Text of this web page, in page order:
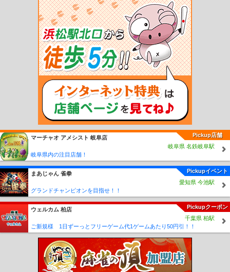
根岸駅 磯子駅 新杉田駅 洋光台駅 港南台駅 本郷台駅
東戸塚駅 北鎌倉駅 鎌倉駅 逗子駅 東逗子駅 田浦駅
久里浜駅 京急久里浜駅 北茅ケ崎駅 香川駅 寒川駅 宮山駅 倉見駅
厚木駅 海老名駅 入谷駅 相武台下駅 下溝駅 原当麻駅
南橋本駅 相模湖駅 藤野駅 京急新子安駅 新子安駅 下曽我駅
相模金子駅 松田駅 東山北駅 山北駅 谷峨駅 京王稲田堤駅 若葉台駅
生田駅 読売ランド前駅 百合ヶ丘駅 新百合ヶ丘駅 柿生駅
小田急相模原駅 相武台前駅 座間駅 本厚木駅 愛甲石田駅 伊勢原駅
東海大学前駅 秦野駅 渋沢駅 新松田駅 開成駅 栢山駅 富水駅
東林間駅 中央林間駅 南林間駅 鶴間駅 大和駅 桜ヶ丘駅
六会日大前駅 善行駅 藤沢本町駅 本鵠沼駅
五月台駅 栗平駅 黒川駅 はるひ野駅 新丸子駅 元住吉駅
大倉山駅 妙蓮寺駅 白楽駅 東白楽駅 反町駅 二子新地駅
駅
梶が谷駅 宮崎台駅 宮前平駅 鷺沼駅 たまプラーザ駅 あざみ野駅
江田駅
市が尾駅
藤が丘駅 青葉台駅 田奈駅 こどもの国駅
京急川
崎駅
鶴見市場駅 神奈川駅
戸部駅
日ノ出町駅
黄金町駅 南太田駅 井土ヶ谷駅 弘明寺駅 上大岡駅 屏風浦駅
杉田
駅
京急富岡駅 能見台駅 金沢文庫駅 金沢八景駅 追浜駅 京急田浦駅
安針塚
駅
逸見駅 京急大津駅
馬堀海岸
駅
浦賀駅 港町駅 鈴木町駅 川崎大師駅
六
浦駅
神武寺駅 新逗子駅 新大津駅 北久里浜駅 ＹＲＰ野比駅 京急長沢駅
津久
井浜駅
三浦海岸駅 三崎口駅 星川駅
和田町駅
上星川駅
瀬谷駅
相模大塚
駅
さがみ野駅 かしわ台駅 南万騎が原駅 緑園都市駅 弥生台駅 いずみ野駅
ゆめが丘駅 新高島駅 みなとみらい駅 馬車道駅 日本大通り駅
緑町駅 井細田駅 五百羅漢駅 穴部駅 飯田岡駅 相模沼田駅
和田河原駅 富士フイルム前駅 大雄山駅 中川駅 センター北駅
仲町台駅 新羽駅 北新横浜駅 岸根公園駅 片倉町駅 三ツ沢上町駅
Pickup店舗
マーチャオ アメシスト 岐阜店
岐阜県 名鉄岐阜駅
岐阜県内の注目店舗！
Pickupイベント
まあじゃん 雀拳
愛知県 今池駅
グランドチャンピオンを目指せ！！
Pickupクーポン
ウェルカム 柏店
千葉県 柏駅
ご新規様 1日ずーっとフリーゲーム代1ゲームあたり50円引！！